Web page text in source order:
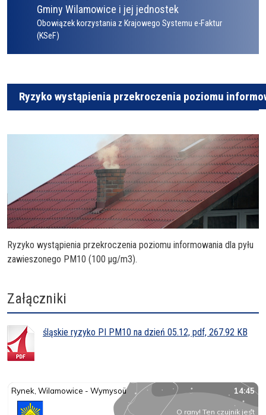
Gminy Wilamowice i jej jednostek
Obowiązek korzystania z Krajowego Systemu e-Faktur
(KSeF)
Ryzyko wystąpienia przekroczenia poziomu
Ryzyko wystąpienia przekroczenia poziomu informowania dla pyłu
zawieszonego PM10 (100 µg/m3).
Załączniki
śląskie ryzyko PI PM10 na dzień 05.12, pdf, 267.92 KB